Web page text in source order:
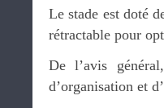
Le stade est doté
rétractable pour
De l’avis
d’organisation et